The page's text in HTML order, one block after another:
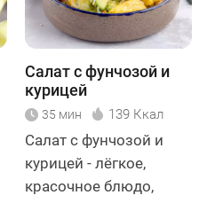
Салат с фунчозой и
курицей
35 мин 139 Ккал
Салат с фунчозой и
курицей - лёгкое,
красочное блюдо,